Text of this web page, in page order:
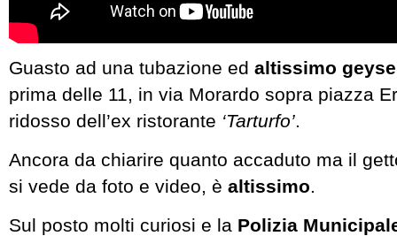
Guasto ad una tubazione ed altissimo
prima delle 11, in via Morardo sopra piazza
ridosso dell’ex ristorante ‘Tarturfo’.
Ancora da chiarire quanto accaduto ma il
si vede da foto e video, è altissimo.
Sul posto molti curiosi e la Polizia